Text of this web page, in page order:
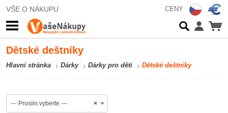
VŠE O NÁKUPU CENY
Dětské deštníky
Hlavní stránka Dárky Dárky pro děti Dětské deštníky
×
--- Prosím vyberte ---